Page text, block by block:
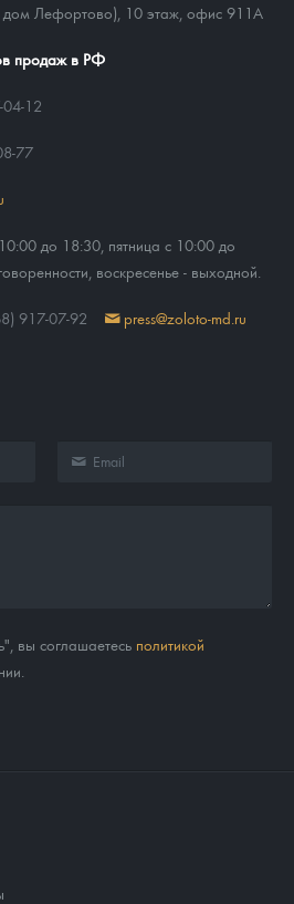
дом Лефортово), 10 этаж, офис 911А
продаж в РФ
12
77
10:00 до 18:30, пятница с 10:00 до
воскресенье - выходной.
917-07-92 press@zoloto-md.ru
вы соглашаетесь политикой